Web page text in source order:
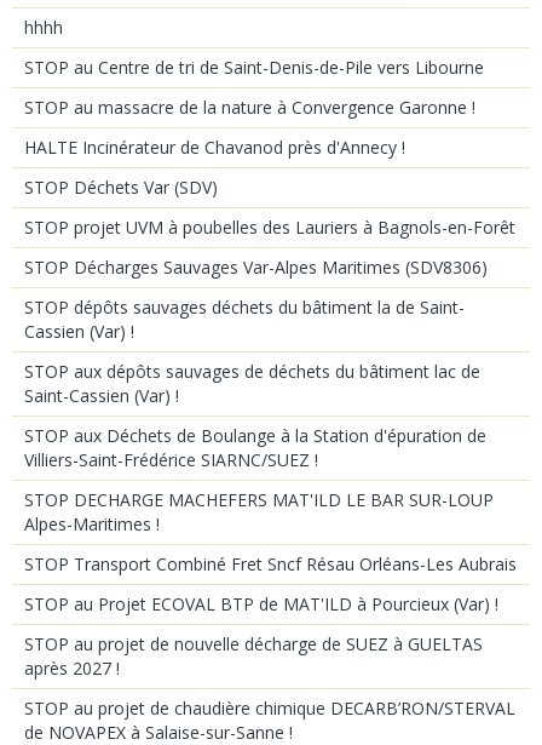
hhhh
STOP au Centre de tri de Saint-Denis-de-Pile vers Libourne
STOP au massacre de la nature à Convergence Garonne !
HALTE Incinérateur de Chavanod près d'Annecy !
STOP Déchets Var (SDV)
STOP projet UVM à poubelles des Lauriers à Bagnols-en-Forêt
STOP Décharges Sauvages Var-Alpes Maritimes (SDV8306)
STOP dépôts sauvages déchets du bâtiment la de Saint-
Cassien (Var) !
STOP aux dépôts sauvages de déchets du bâtiment lac de
Saint-Cassien (Var) !
STOP aux Déchets de Boulange à la Station d'épuration de
Villiers-Saint-Frédérice SIARNC/SUEZ !
STOP DECHARGE MACHEFERS MAT'ILD LE BAR SUR-LOUP
Alpes-Maritimes !
STOP Transport Combiné Fret Sncf Résau Orléans-Les Aubrais
STOP au Projet ECOVAL BTP de MAT'ILD à Pourcieux (Var) !
STOP au projet de nouvelle décharge de SUEZ à GUELTAS
après 2027 !
STOP au projet de chaudière chimique DECARB’RON/STERVAL
de NOVAPEX à Salaise-sur-Sanne !